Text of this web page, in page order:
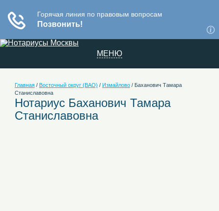
МЕНЮ
Главная / Восточный округ (ВАО) / Измайлово / Баханович Тамара
Станиславовна
Нотариус Баханович Тамара
Станиславовна